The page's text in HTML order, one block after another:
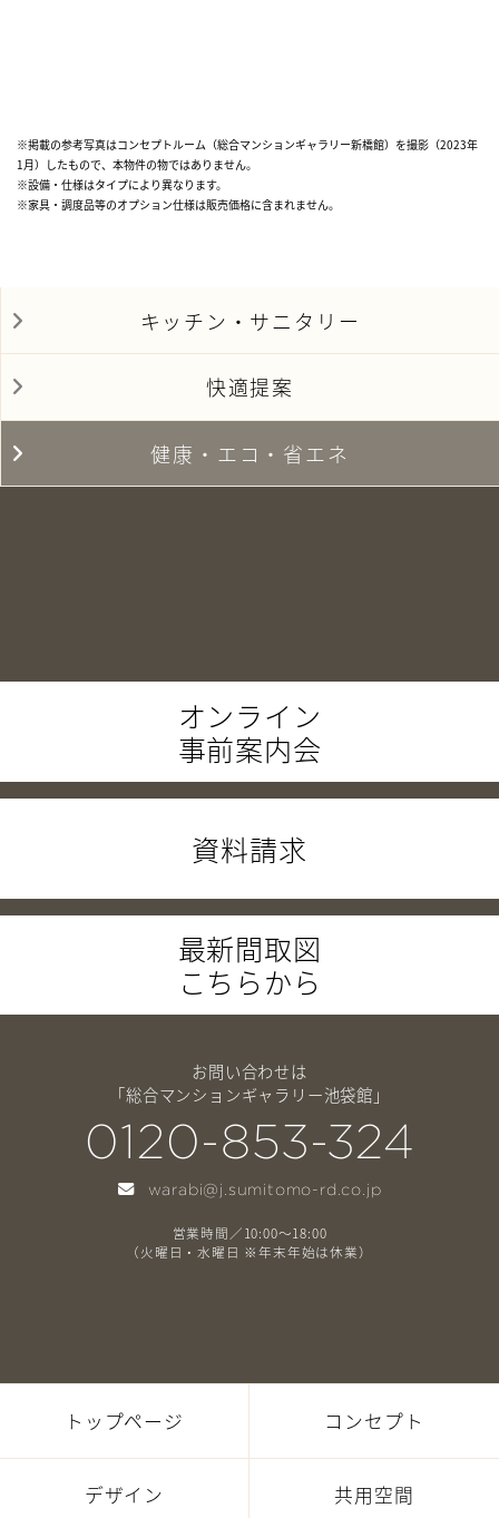
※掲載の参考写真はコンセプトルーム（総合マンションギャラリー新橋館）を撮影（2023年
1月）したもので、本物件の物ではありません。
※設備・仕様はタイプにより異なります。
※家具・調度品等のオプション仕様は販売価格に含まれません。
キッチン・サニタリー
快適提案
健康・エコ・省エネ
オンライン
事前案内会
資料請求
最新間取図
こちらから
お問い合わせは
「総合マンションギャラリー池袋館」
0120-853-324
warabi@j.sumitomo-rd.co.jp
営業時間／10:00～18:00
（火曜日・水曜日 ※年末年始は休業）
トップページ コンセプト
デザイン 共用空間